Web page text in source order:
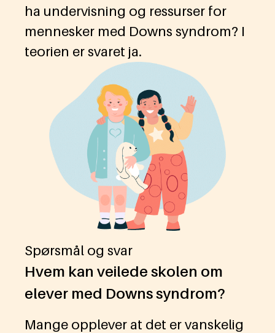
ha undervisning og ressurser for
mennesker med Downs syndrom? I
teorien er svaret ja.
Spørsmål og svar
Hvem kan veilede skolen om
elever med Downs syndrom?
Mange opplever at det er vanskelig